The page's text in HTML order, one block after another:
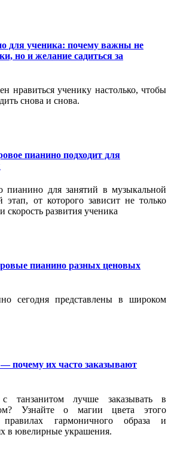
для ученика: почему важны не
но и желание садиться за
нравиться ученику настолько, чтобы
снова и снова.
пианино подходит для
пианино для занятий в музыкальной
от которого зависит не только
скорость развития ученика
пианино разных ценовых
сегодня представлены в широком
почему их часто заказывают
танзанитом лучше заказывать в
Узнайте о магии цвета этого
гармоничного образа и
в ювелирные украшения.